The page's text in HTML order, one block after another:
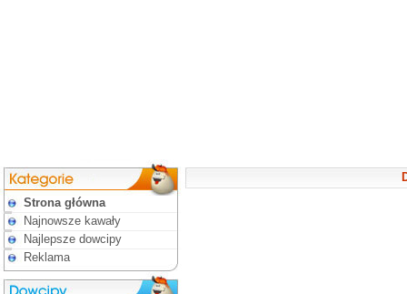
Strona główna
Najnowsze kawały
Najlepsze dowcipy
Reklama